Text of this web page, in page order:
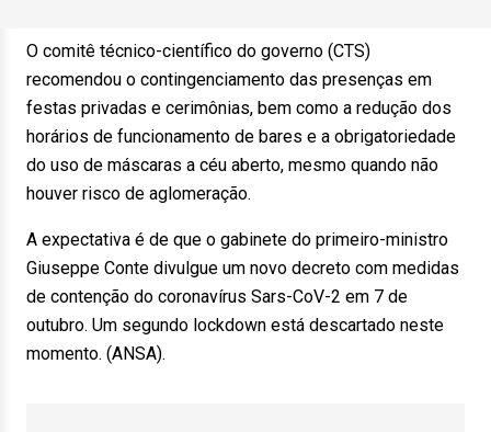
O comitê técnico-científico do governo (CTS)
recomendou o contingenciamento das presenças em
festas privadas e cerimônias, bem como a redução dos
horários de funcionamento de bares e a obrigatoriedade
do uso de máscaras a céu aberto, mesmo quando não
houver risco de aglomeração.
A expectativa é de que o gabinete do primeiro-ministro
Giuseppe Conte divulgue um novo decreto com medidas
de contenção do coronavírus Sars-CoV-2 em 7 de
outubro. Um segundo lockdown está descartado neste
momento. (ANSA).